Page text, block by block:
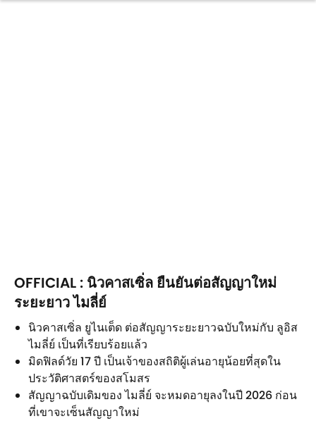
OFFICIAL : นิวคาสเซิ่ล ยืนยันต่อสัญญาใหม่
ระยะยาว ไมลี่ย์
นิวคาสเซิ่ล ยูไนเต็ด ต่อสัญญาระยะยาวฉบับใหม่กับ ลูอิส
ไมลี่ย์ เป็นที่เรียบร้อยแล้ว
มิดฟิลด์วัย 17 ปี เป็นเจ้าของสถิติผู้เล่นอายุน้อยที่สุดใน
ประวัติศาสตร์ของสโมสร
สัญญาฉบับเดิมของ ไมลี่ย์ จะหมดอายุลงในปี 2026 ก่อน
ที่เขาจะเซ็นสัญญาใหม่